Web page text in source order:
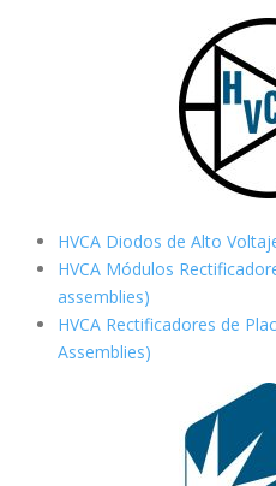
HVCA Diodos de Alto
HVCA Módulos
assemblies)
HVCA Rectificadores de
Assemblies)